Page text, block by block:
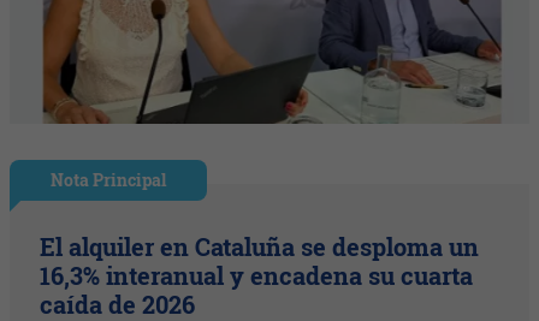
Nota Principal
El alquiler en Cataluña se desploma un
16,3% interanual y encadena su cuarta
caída de 2026